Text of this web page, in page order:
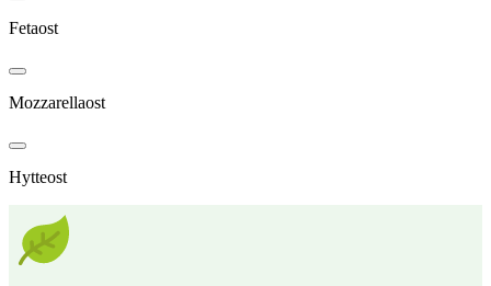
Fetaost
Mozzarellaost
Hytteost